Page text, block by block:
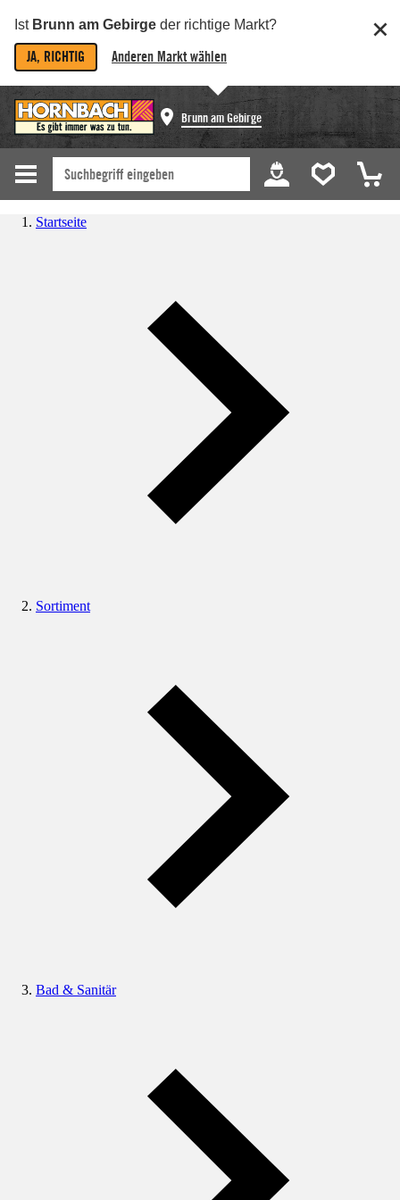
Ist Brunn am Gebirge der richtige Markt?
JA, RICHTIG Anderen Markt wählen
Brunn am Gebirge
Startseite
Sortiment
Bad & Sanitär